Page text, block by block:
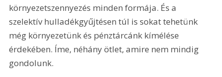
környezetszennyezés minden formája. És a
szelektív hulladékgyűjtésen túl is sokat tehetünk
még környezetünk és pénztárcánk kímélése
érdekében. Íme, néhány ötlet, amire nem mindig
gondolunk.